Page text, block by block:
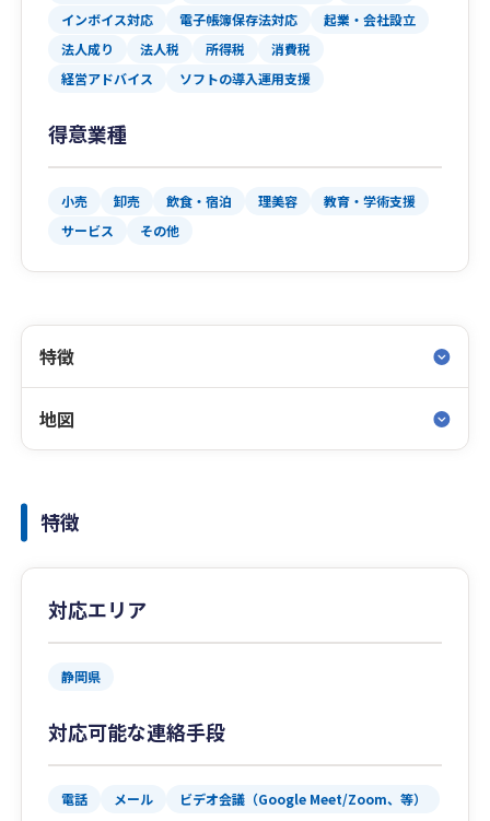
インボイス対応
電子帳簿保存法対応
起業・会社設立
法人成り
法人税 所得税
消費税
経営アドバイス
ソフトの導入運用支援
得意業種
小売 卸売 飲食・宿泊 理美容
教育・学術支援
サービス
その他
特徴
地図
特徴
対応エリア
静岡県
対応可能な連絡手段
電話 メール ビデオ会議（Google Meet/Zoom、等）